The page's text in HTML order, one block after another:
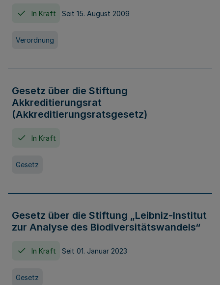
In Kraft Seit 15. August 2009
Verordnung
Gesetz über die Stiftung
Akkreditierungsrat
(Akkreditierungsratsgesetz)
In Kraft
Gesetz
Gesetz über die Stiftung „Leibniz-Institut
zur Analyse des Biodiversitätswandels“
In Kraft Seit 01. Januar 2023
Gesetz